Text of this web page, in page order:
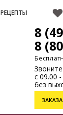
РЕЦЕПТЫ
8
8
Звоните
с 09.00
без